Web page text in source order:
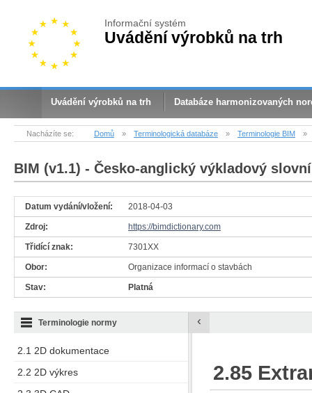
Informační systém
Uvádění výrobků na trh
Uvádění výrobků na trh Databáze harmonizovaných
Nacházíte se: Domů » Terminologická databáze » Terminologie BIM »
BIM (v1.1) - Česko-anglický výkladový
Datum vydání/vložení: 2018-04-03
Zdroj: https://bimdictionary.com
Třidící znak: 7301XX
Obor: Organizace informací o stavbách
Stav: Platná
2.1 2D dokumentace
2.2 2D výkres
Terminologie normy ‹
2.85